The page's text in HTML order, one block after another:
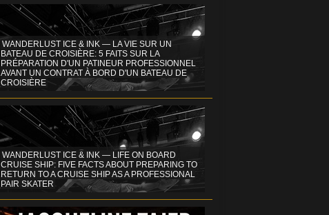
WANDERLUST ICE & INK — LA VIE SUR UN
BATEAU DE CROISIÈRE: 5 FAITS SUR LA
PRÉPARATION D'UN PATINEUR PROFESSIONNEL
AVANT UN CONTRAT À BORD D'UN BATEAU DE
CROISIÈRE
WANDERLUST ICE & INK — LIFE ON BOARD
CRUISE SHIP: FIVE FACTS ABOUT PREPARING TO
RETURN TO A CRUISE SHIP AS A PROFESSIONAL
PAIR SKATER